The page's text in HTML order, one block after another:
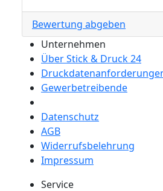
Bewertung abgeben
Unternehmen
Über Stick & Druck 24
Gewerbetreibende
Datenschutz
AGB
Widerrufsbelehrung
Impressum
Service